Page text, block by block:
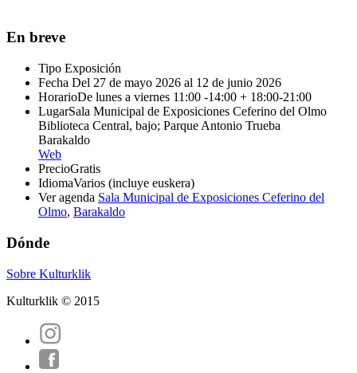
En breve
Tipo Exposición
Fecha Del 27 de mayo 2026 al 12 de junio 2026
HorarioDe lunes a viernes 11:00 -14:00 + 18:00-21:00
LugarSala Municipal de Exposiciones Ceferino del Olmo
Biblioteca Central, bajo; Parque Antonio Trueba
Barakaldo
Web
PrecioGratis
IdiomaVarios (incluye euskera)
Ver agenda Sala Municipal de Exposiciones Ceferino del
Olmo, Barakaldo
Dónde
Sobre Kulturklik
Kulturklik © 2015